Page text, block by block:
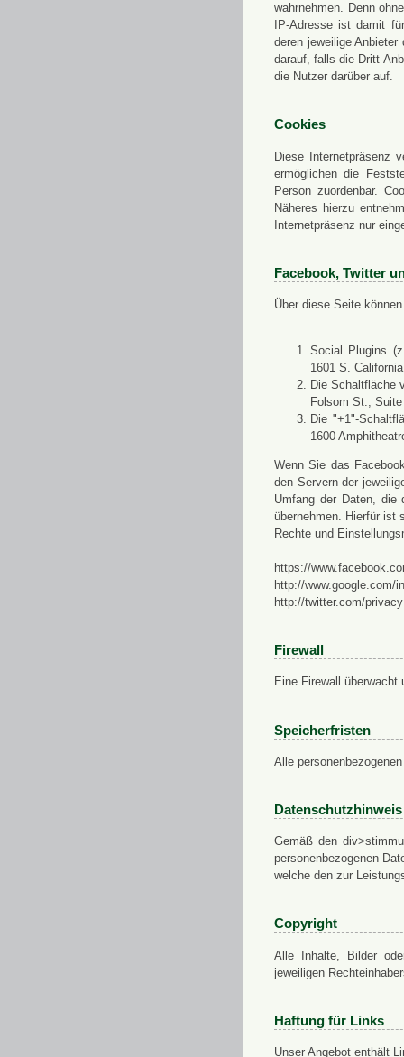
wahrnehmen. Denn
IP-Adresse ist damit
deren jeweilige
darauf, falls die Dritt-
die Nutzer darüber auf.
Cookies
Diese Internetpräsenz
ermöglichen die
Person zuordenbar.
Näheres hierzu
Internetpräsenz nur
Facebook, Twitter
Über diese Seite
Social Plugins
1601 S.
Die Schaltfläche
Folsom St.,
Die "+1"-
1600
Wenn Sie das
den Servern der
Umfang der Daten, die
übernehmen. Hierfür ist
Rechte und
https://
http://www.google.com/
http://twitter.com/privacy
Firewall
Eine Firewall
Speicherfristen
Alle
Datenschutzhinweis
Gemäß den
personenbezogenen
welche den zur
Copyright
Alle Inhalte, Bilder
jeweiligen
Haftung für Links
Unser Angebot enthält